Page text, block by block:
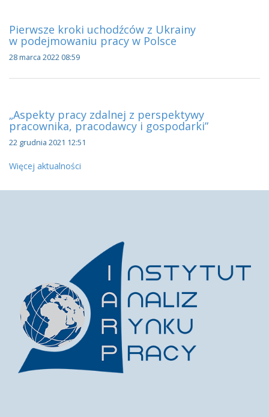
Pierwsze kroki uchodźców z Ukrainy
w podejmowaniu pracy w Polsce
28 marca 2022 08:59
„Aspekty pracy zdalnej z perspektywy
pracownika, pracodawcy i gospodarki”
22 grudnia 2021 12:51
Więcej aktualności